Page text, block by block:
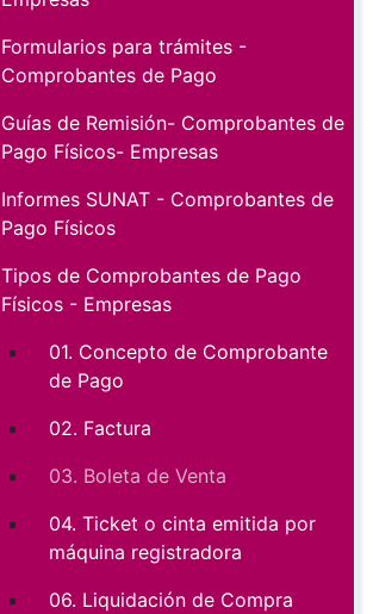
Formularios para trámites -
Comprobantes de Pago
Guías de Remisión- Comprobantes de
Pago Físicos- Empresas
Informes SUNAT - Comprobantes de
Pago Físicos
Tipos de Comprobantes de Pago
Físicos - Empresas
01. Concepto de Comprobante
de Pago
02. Factura
03. Boleta de Venta
04. Ticket o cinta emitida por
máquina registradora
06. Liquidación de Compra